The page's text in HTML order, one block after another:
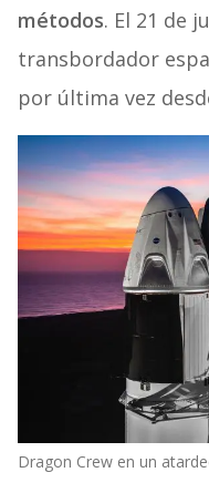
métodos. El 21 de
transbordador
por última vez
Dragon Crew en un